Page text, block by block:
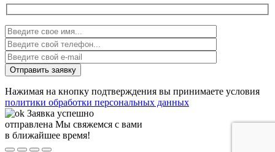
Нажимая на кнопку подтверждения вы принимаете условия
политики обработки персональных данных
Заявка успешно
отправлена Мы свяжемся с вами
в ближайшее время!